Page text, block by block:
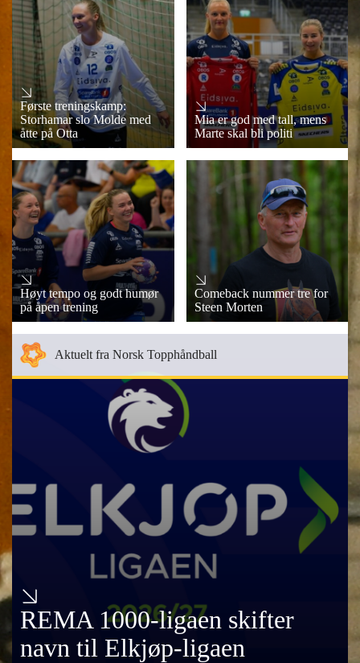
Første treningskamp:
Storhamar slo Molde med
åtte på Otta
Mia er god med tall, mens
Marte skal bli politi
Høyt tempo og godt humør
på åpen trening
Comeback nummer tre for
Steen Morten
Aktuelt fra Norsk Topphåndball
REMA 1000-ligaen skifter
navn til Elkjøp-ligaen